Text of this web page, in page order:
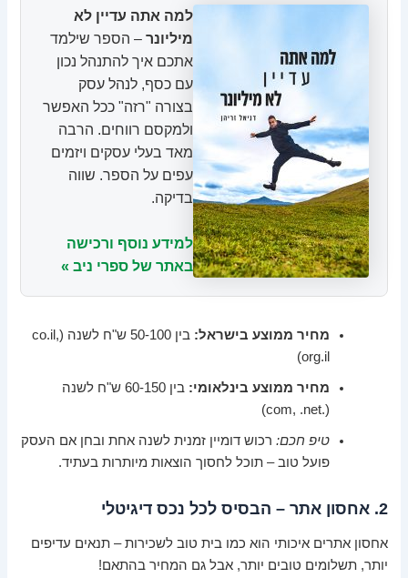
למה אתה עדיין לא
מיליונר – הספר שילמד
אתכם איך להתנהל נכון
עם כסף, לנהל עסק
בצורה "רזה" ככל האפשר
ולמקסם רווחים. הרבה
מאד בעלי עסקים ויזמים
עפים על הספר. שווה
בדיקה.
למידע נוסף ורכישה
באתר של ספרי ניב »
מחיר ממוצע בישראל:
בין 50-100 ש"ח לשנה (co.il,
org.il)
מחיר ממוצע בינלאומי:
בין 60-150 ש"ח לשנה
(.com, .net)
טיפ חכם: רכוש דומיין זמנית לשנה אחת ובחן אם העסק
פועל טוב – תוכל לחסוך הוצאות מיותרות בעתיד.
2. אחסון אתר – הבסיס לכל נכס דיגיטלי
אחסון אתרים איכותי הוא כמו בית טוב לשכירות – תנאים עדיפים
יותר, תשלומים טובים יותר, אבל גם המחיר בהתאם!